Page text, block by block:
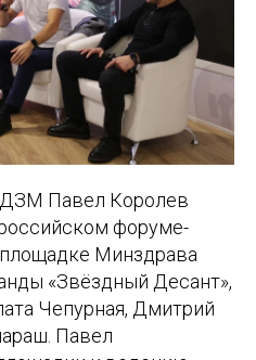
Павел Королев
форуме-
Минздрава
«Звёздный Десант»,
Чепурная, Дмитрий
Павел